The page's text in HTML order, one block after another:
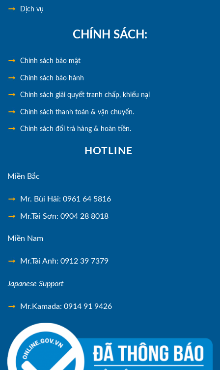
Dịch vụ
CHÍNH SÁCH:
Chính sách bảo mật
Chính sách bảo hành
Chính sách giải quyết tranh chấp, khiếu nại
Chính sách thanh toán & vận chuyển.
Chính sách đổi trả hàng & hoàn tiền.
HOTLINE
Miền Bắc
Mr. Bùi Hải: 0961 64 5816
Mr.Tài Sơn: 0904 28 8018
Miền Nam
Mr.Tài Anh: 0912 39 7379
Japanese Support
Mr.Kamada: 0914 91 9426